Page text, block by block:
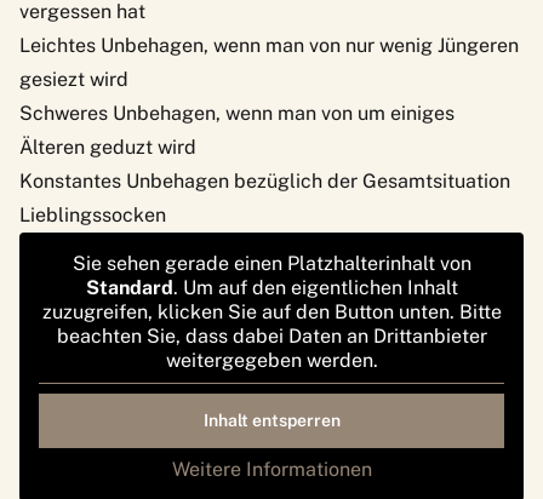
vergessen hat
Leichtes Unbehagen, wenn man von nur wenig Jüngeren
gesiezt wird
Schweres Unbehagen, wenn man von um einiges
Älteren geduzt wird
Konstantes Unbehagen bezüglich der Gesamtsituation
Lieblingssocken
Sie sehen gerade einen Platzhalterinhalt von
Standard. Um auf den eigentlichen Inhalt
zuzugreifen, klicken Sie auf den Button unten. Bitte
beachten Sie, dass dabei Daten an Drittanbieter
weitergegeben werden.
Inhalt entsperren
Weitere Informationen